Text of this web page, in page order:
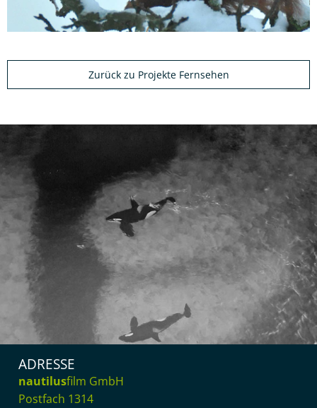
Zurück zu Projekte Fernsehen
ADRESSE
nautilusfilm GmbH
Postfach 1314